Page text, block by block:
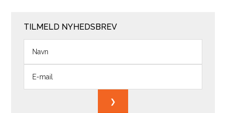
TILMELD NYHEDSBREV